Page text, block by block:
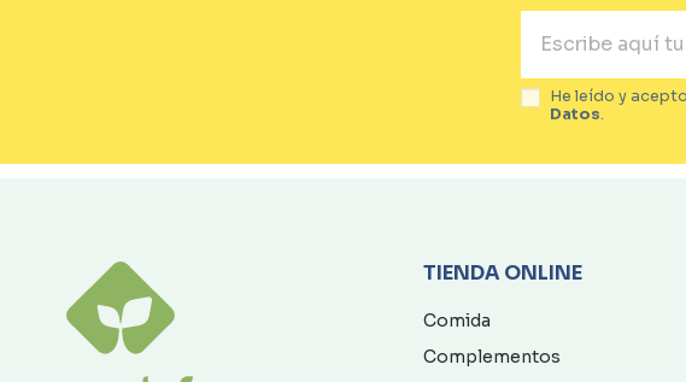
He leído y
Datos.
TIENDA ONLINE
Comida
Complementos